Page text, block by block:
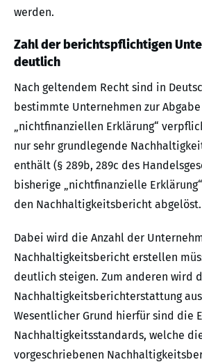
werden.
Zahl der berichtspflichtigen
deutlich
Nach geltendem Recht sind in
bestimmte Unternehmen zur
„nichtfinanziellen Erklärung“
nur sehr grundlegende
enthält (§ 289b, 289c des
bisherige „nichtfinanzielle
den Nachhaltigkeitsbericht abgelöst.
Dabei wird die Anzahl der
Nachhaltigkeitsbericht erstellen
deutlich steigen. Zum anderen wird
Nachhaltigkeitsberichterstattung
Wesentlicher Grund hierfür sind die
Nachhaltigkeitsstandards, welche
vorgeschriebenen